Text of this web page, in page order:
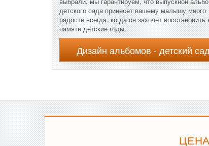
детского сада принесет вашему малышу много
радости всегда, когда он захочет восстановить
памяти детские годы.
Дизайн альбомов - детский сад